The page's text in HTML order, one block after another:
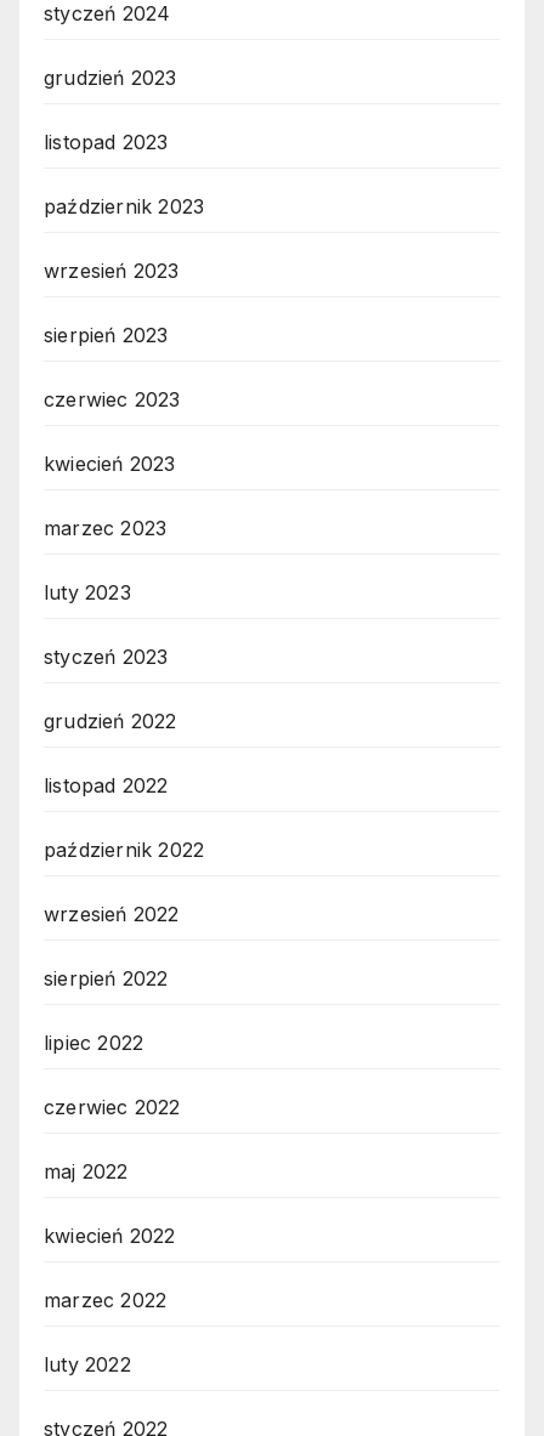
styczeń 2024
grudzień 2023
listopad 2023
październik 2023
wrzesień 2023
sierpień 2023
czerwiec 2023
kwiecień 2023
marzec 2023
luty 2023
styczeń 2023
grudzień 2022
listopad 2022
październik 2022
wrzesień 2022
sierpień 2022
lipiec 2022
czerwiec 2022
maj 2022
kwiecień 2022
marzec 2022
luty 2022
styczeń 2022